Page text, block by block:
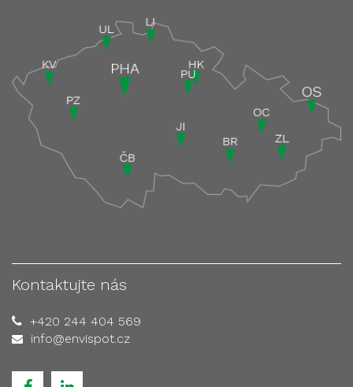
Kontaktujte nás
+420 244 404 569
info@envispot.cz